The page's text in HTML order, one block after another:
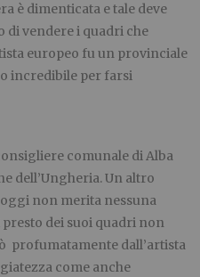
è dimenticata e tale deve
di vendere i quadri che
europeo fu un provinciale
incredibile per farsi
comunale di Alba
dell’Ungheria. Un altro
non merita nessuna
dei suoi quadri non
profumatamente dall’artista
come anche